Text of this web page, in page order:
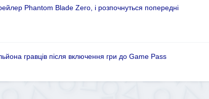
Phantom Blade Zero, і розпочнуться попередні
гравців після включення гри до Game Pass